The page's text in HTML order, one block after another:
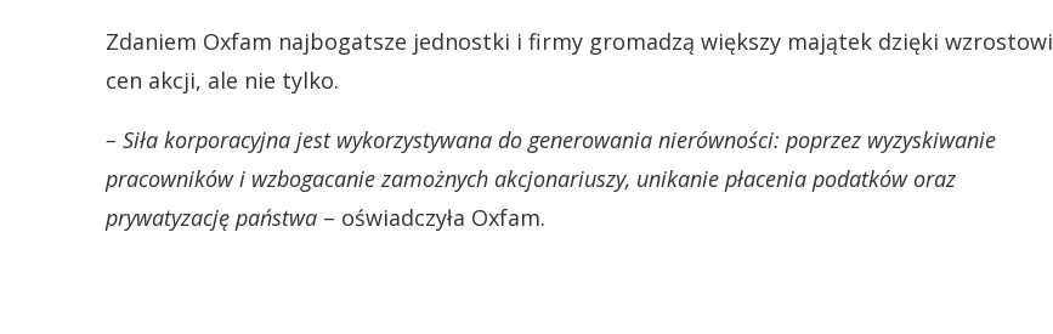
Zdaniem Oxfam najbogatsze jednostki i firmy gromadzą większy majątek dzięki wzrostowi
cen akcji, ale nie tylko.
– Siła korporacyjna jest wykorzystywana do generowania nierówności: poprzez wyzyskiwanie
pracowników i wzbogacanie zamożnych akcjonariuszy, unikanie płacenia podatków oraz
prywatyzację państwa – oświadczyła Oxfam.